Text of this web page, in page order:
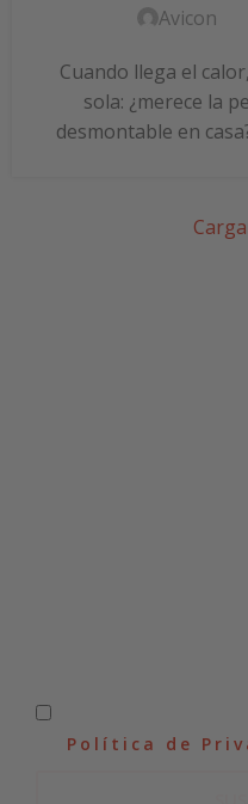
Avicon
Cuando llega el
sola: ¿merece la
desmontable en
Política de